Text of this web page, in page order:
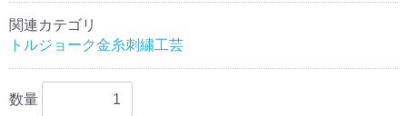
関連カテゴリ
トルジョーク金糸刺繍工芸
数量